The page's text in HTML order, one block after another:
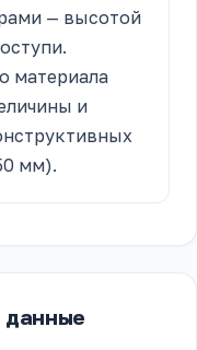
— высотой
материала
и
мм).
данные